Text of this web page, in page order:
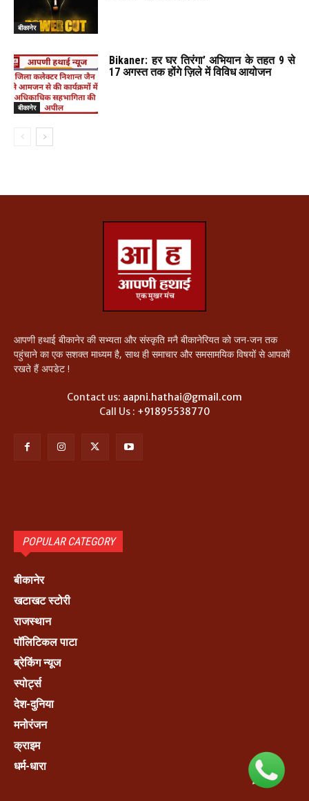
बीकानेर
बीकानेर
Bikaner: हर घर तिरंगा’ अभियान के तहत 9 से
17 अगस्त तक होंगे ज़िले में विविध आयोजन
आपणी हथाई बीकानेर की सभ्यता और संस्कृति मनै बीकानेरियत को जन-जन तक
पहुंचाने का एक सशक्त माध्यम है, साथ ही समाचार और समसामयिक विषयों से आपकों
रखते हैं अपडेट !
Contact us: aapni.hathai@gmail.com
Call Us : +91895538770
POPULAR CATEGORY
बीकानेर
खटाखट स्टोरी
राजस्थान
पॉलिटिकल पाटा
ब्रेकिंग न्यूज
स्पोर्ट्स
देश-दुनिया
मनोरंजन
क्राइम
धर्म-धारा